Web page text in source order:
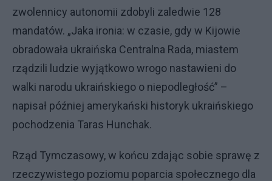
zwolennicy autonomii zdobyli zaledwie 128
mandatów. „Jaka ironia: w czasie, gdy w Kijowie
obradowała ukraińska Centralna Rada, miastem
rządzili ludzie wyjątkowo wrogo nastawieni do
walki narodu ukraińskiego o niepodległość” –
napisał później amerykański historyk ukraińskiego
pochodzenia Taras Hunchak.
Rząd Tymczasowy, w końcu zdając sobie sprawę z
rzeczywistego poziomu poparcia społecznego dla